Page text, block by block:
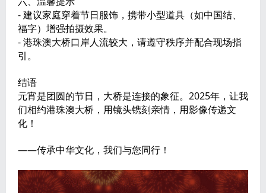
- 建议家庭穿着节日服饰，携带小型道具（如中国结、
福字）增强拍摄效果。
- 港珠澳大桥口岸人流较大，请遵守秩序并配合现场指
引。
结语
元宵是团圆的节日，大桥是连接的象征。2025年，让我
们相约港珠澳大桥，用镜头镌刻亲情，用影像传递文
化！
——传承中华文化，我们与您同行！